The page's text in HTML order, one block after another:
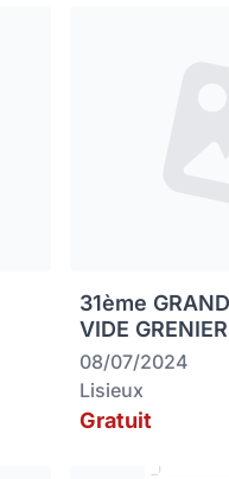
31ème
VIDE
08/07/2024
Lisieux
Gratuit